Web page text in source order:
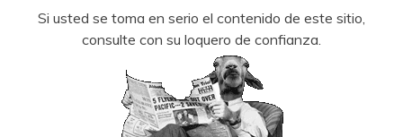
Si usted se toma en serio el contenido de este sitio,
consulte con su loquero de confianza.